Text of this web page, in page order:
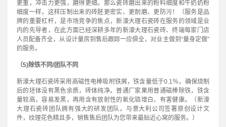
更重，冲击力更强，磨得更细。那么瓷砖磨出来的粉料细度和牛奶奶粉
细度一样，这样压制出来的砖胚更密实、更耐磨、更防污！（服务是品
牌的重要杠杆，是市场竞争的焦点，新濠大理石瓷砖在服务的领域是业
内的先导者，在此方面已经深耕多年的新濠大理石瓷砖、终端每家门店
人员配备齐全，从设计量房到售后跟踪一应俱全，对业主做到“量身定做”
的服务。
（5)除铁不同/团队不同
新濠大理石瓷砖采用高磁性电棒吸附铁屑，铁含量低于0.1％，确保烧制
后的坯体没有黑色余质，砖体纯净。普通厂家果用普通磁棒除铁，铁含
量较高，容易发黑，再用含有放射性的氧化锆增白，有害健康。（新濠
大理石瓷砖团队拥有强大的研发团队，与意大利公司签署原创设计文
件，纹理花色精且多，销售售后团队为您带来最贴近心窝的服务。）